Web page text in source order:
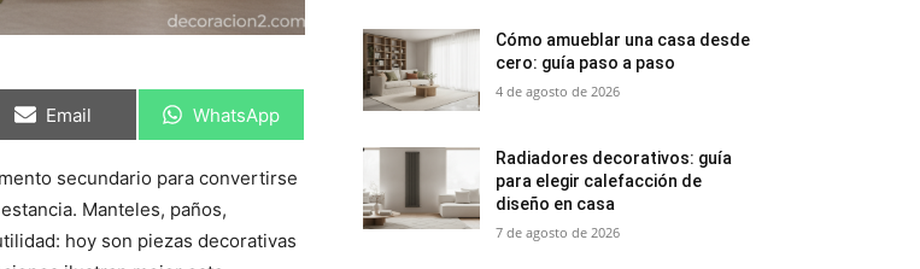
C
a
r
t
i
Email C
a
r
t
WhatsApp
secundario para convertirse
Manteles, paños,
hoy son piezas decorativas
Cómo amueblar una casa desde
cero: guía paso a paso
4 de agosto de 2026
Radiadores decorativos: guía
para elegir calefacción de
diseño en casa
7 de agosto de 2026